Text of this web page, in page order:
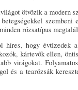
ötvözik a modern
szembeni
rózsatípus
hogy évtizedek
kártevők ellen,
virágokat.
és a tearózsák